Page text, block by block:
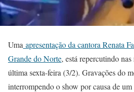
Uma apresentação da cantora Renata
Grande do Norte, está repercutindo
última sexta-feira (3/2). Gravações do
interrompendo o show por causa de